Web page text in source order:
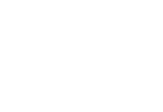
換。